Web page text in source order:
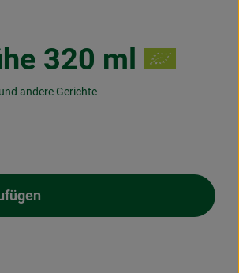
320 ml
andere Gerichte
zum Warenkorb hinzufügen